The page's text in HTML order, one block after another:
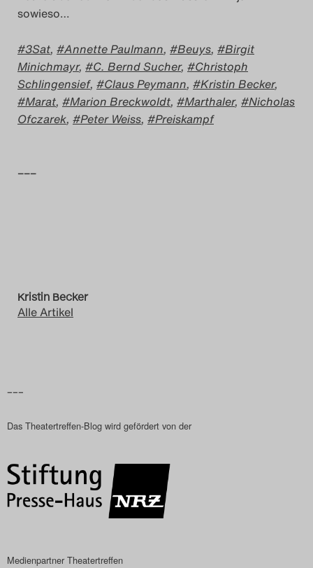
sowieso…
3Sat, Annette Paulmann, Beuys,
Birgit
Minichmayr, C. Bernd Sucher,
Christoph
Schlingensief, Claus Peymann, Kristin Becker,
Marat, Marion Breckwoldt, Marthaler,
Nicholas
Ofczarek, Peter Weiss, Preiskampf
–––
Kristin Becker
Alle Artikel
–––
Das Theatertreffen-Blog wird gefördert von der
Medienpartner Theatertreffen